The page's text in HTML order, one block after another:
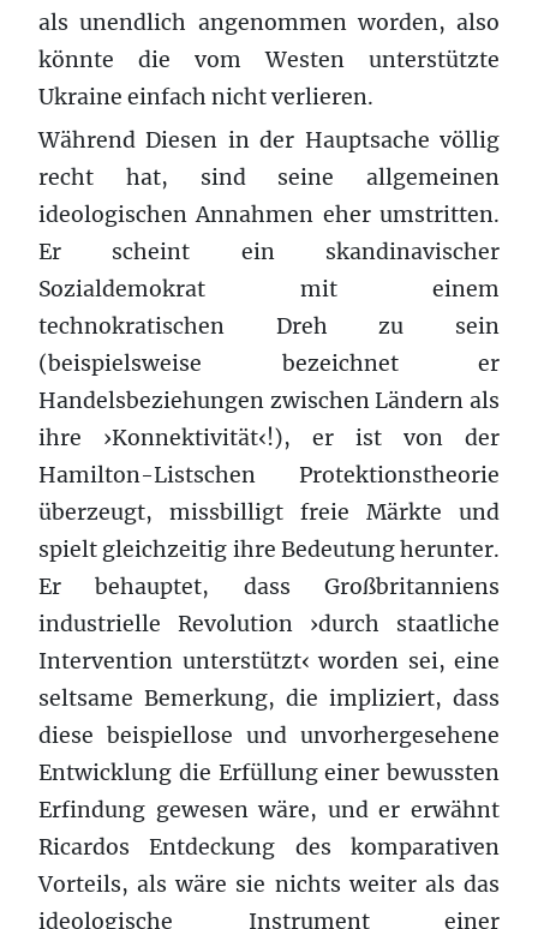
als unendlich angenommen worden, also
könnte die vom Westen unterstützte
Ukraine einfach nicht verlieren.
Während Diesen in der Hauptsache völlig
recht hat, sind seine allgemeinen
ideologischen Annahmen eher umstritten.
Er scheint ein skandinavischer
Sozialdemokrat mit einem
technokratischen Dreh zu sein
(beispielsweise bezeichnet er
Handelsbeziehungen zwischen Ländern als
ihre ›Konnektivität‹!), er ist von der
Hamilton-Listschen Protektionstheorie
überzeugt, missbilligt freie Märkte und
spielt gleichzeitig ihre Bedeutung herunter.
Er behauptet, dass Großbritanniens
industrielle Revolution ›durch staatliche
Intervention unterstützt‹ worden sei, eine
seltsame Bemerkung, die impliziert, dass
diese beispiellose und unvorhergesehene
Entwicklung die Erfüllung einer bewussten
Erfindung gewesen wäre, und er erwähnt
Ricardos Entdeckung des komparativen
Vorteils, als wäre sie nichts weiter als das
ideologische Instrument einer